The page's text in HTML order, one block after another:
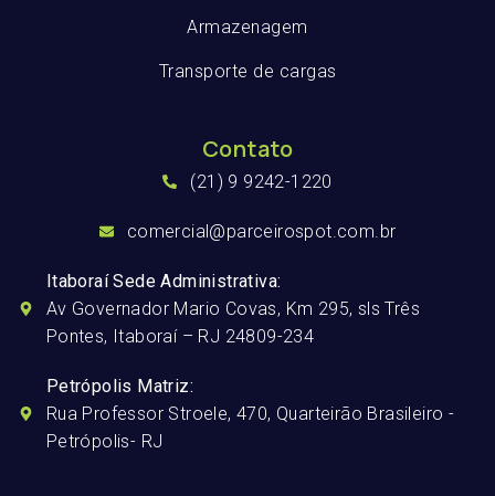
Armazenagem
Transporte de cargas
Contato
(21) 9 9242-1220
comercial@parceirospot.com.br
Itaboraí Sede Administrativa:
Av Governador Mario Covas, Km 295, sls Três
Pontes, Itaboraí – RJ 24809-234
Petrópolis Matriz:
Rua Professor Stroele, 470, Quarteirão Brasileiro -
Petrópolis- RJ